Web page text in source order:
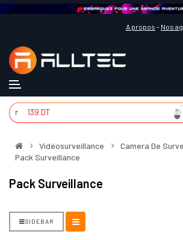
A propos - Nos
139 DT
Vidéosurveillance
Camera De
Pack Surveillance
Pack Surveillance
SIDEBAR